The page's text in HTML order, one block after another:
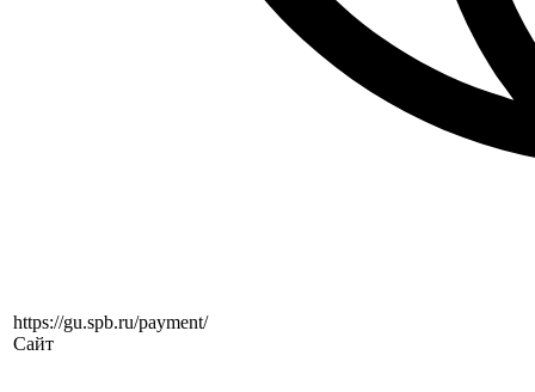
https://gu.spb.ru/payment/
Сайт